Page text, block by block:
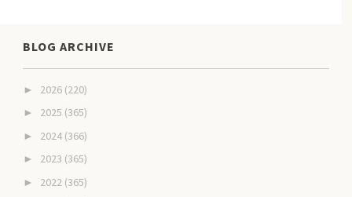
BLOG ARCHIVE
► 2026 (220)
► 2025 (365)
► 2024 (366)
► 2023 (365)
► 2022 (365)